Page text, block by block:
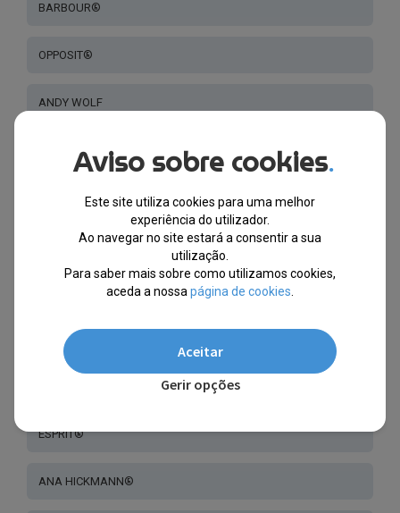
BARBOUR®
OPPOSIT®
ANDY WOLF
TRUSSARDI®
REPLAY®
NEW BALANCE®
BOTANIQ®
ESPRIT®
ANA HICKMANN®
Aviso sobre cookies.
Este site utiliza cookies para uma melhor
experiência do utilizador.
Ao navegar no site estará a consentir a sua
utilização.
Para saber mais sobre como utilizamos cookies,
aceda a nossa página de cookies
Aceitar
Gerir opções